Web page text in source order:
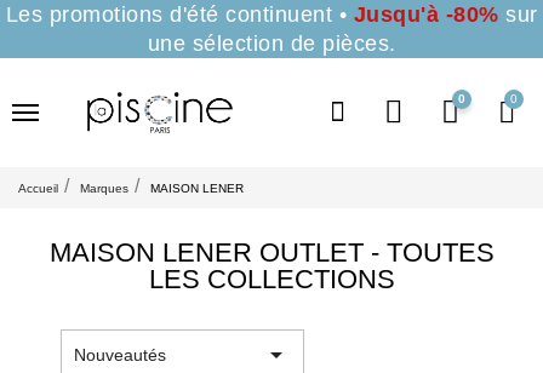
Les promotions d'été continuent • Jusqu'à -80% sur
une sélection de pièces.
0
Accueil Marques MAISON LENER
MAISON LENER OUTLET - TOUTES
LES COLLECTIONS
Nouveautés 